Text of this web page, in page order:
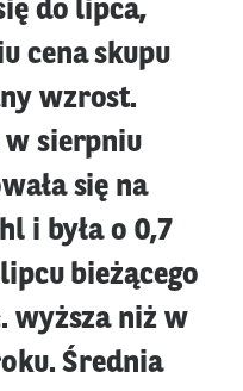
do lipca,
cena skupu
wzrost.
w sierpniu
się na
i była o 0,7
bieżącego
wyższa niż w
Średnia